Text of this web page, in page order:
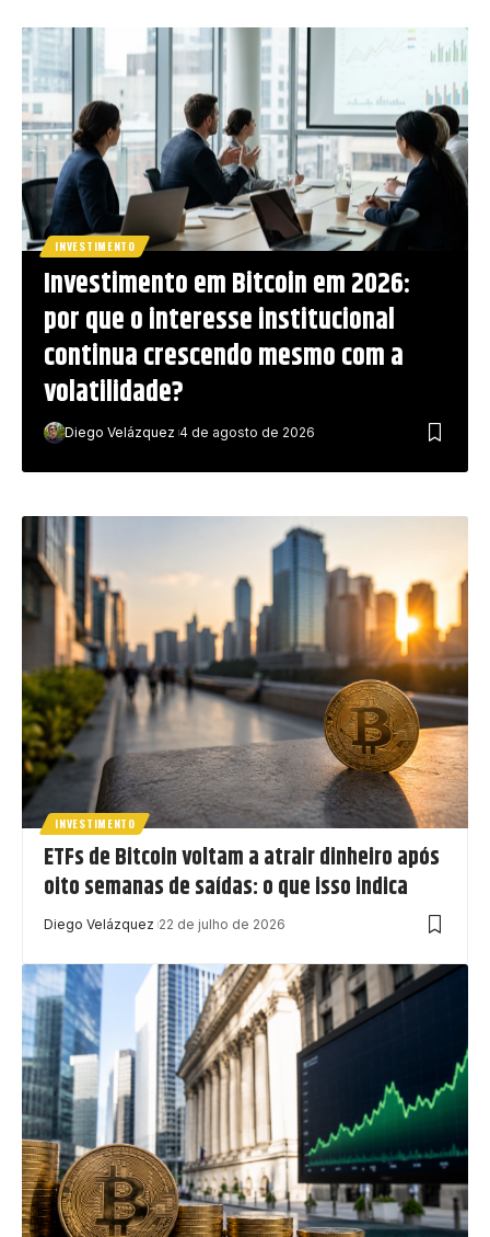
INVESTIMENTO
Investimento em Bitcoin em 2026:
por que o interesse institucional
continua crescendo mesmo com a
volatilidade?
Diego Velázquez 4 de agosto de 2026
INVESTIMENTO
ETFs de Bitcoin voltam a atrair dinheiro após
oito semanas de saídas: o que isso indica
Diego Velázquez 22 de julho de 2026